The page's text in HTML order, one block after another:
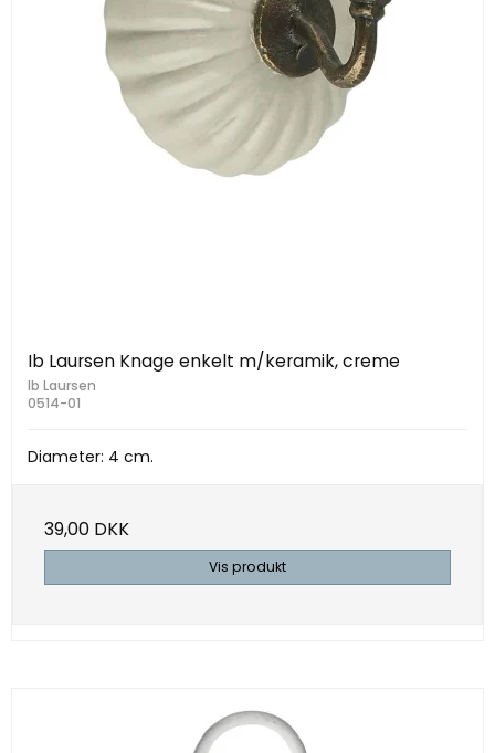
Ib Laursen Knage enkelt m/keramik, creme
Ib Laursen
0514-01
Diameter: 4 cm.
39,00 DKK
Vis produkt